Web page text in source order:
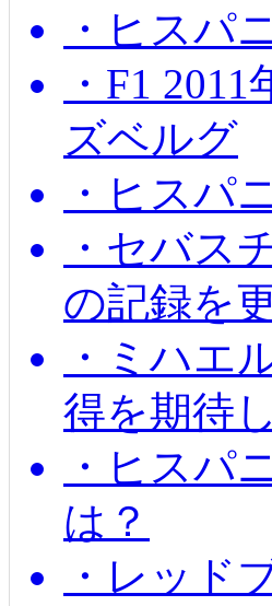
・ヒスパ
・F1
ズベルグ
・ヒスパ
・セバス
の記録を
・ミハエ
得を期待
・ヒスパ
は？
・レッド